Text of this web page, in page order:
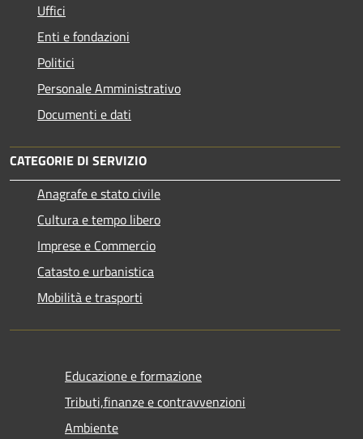
Uffici
Enti e fondazioni
Politici
Personale Amministrativo
Documenti e dati
CATEGORIE DI SERVIZIO
Anagrafe e stato civile
Cultura e tempo libero
Imprese e Commercio
Catasto e urbanistica
Mobilità e trasporti
Educazione e formazione
Tributi,finanze e contravvenzioni
Ambiente